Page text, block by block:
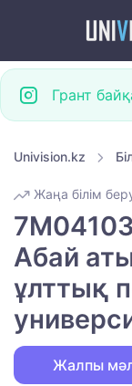
Грант
Univision.kz
Жаңа білім
Абай
ұлттық
Жалпы